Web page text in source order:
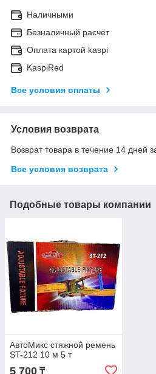
Наличными
Безналичный расчет
Оплата картой kaspi
KaspiRed
Все условия оплаты
Условия возврата
Возврат товара в течение 14 дней
Все условия возврата
Подобные товары компании
АвтоМикс стяжной ремень
ST-212 10 м 5 т
5 700 ₸